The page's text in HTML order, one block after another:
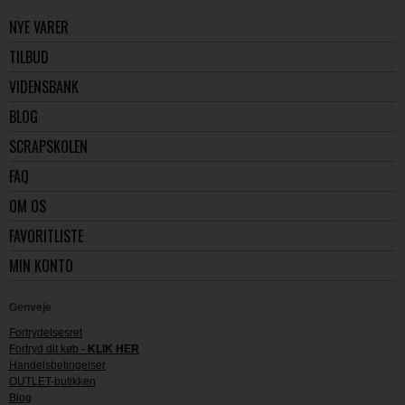
NYE VARER
TILBUD
VIDENSBANK
BLOG
SCRAPSKOLEN
FAQ
OM OS
FAVORITLISTE
MIN KONTO
Genveje
Fortrydelsesret
Fortryd dit køb - KLIK HER
Handelsbetingelser
OUTLET-butikken
Blog